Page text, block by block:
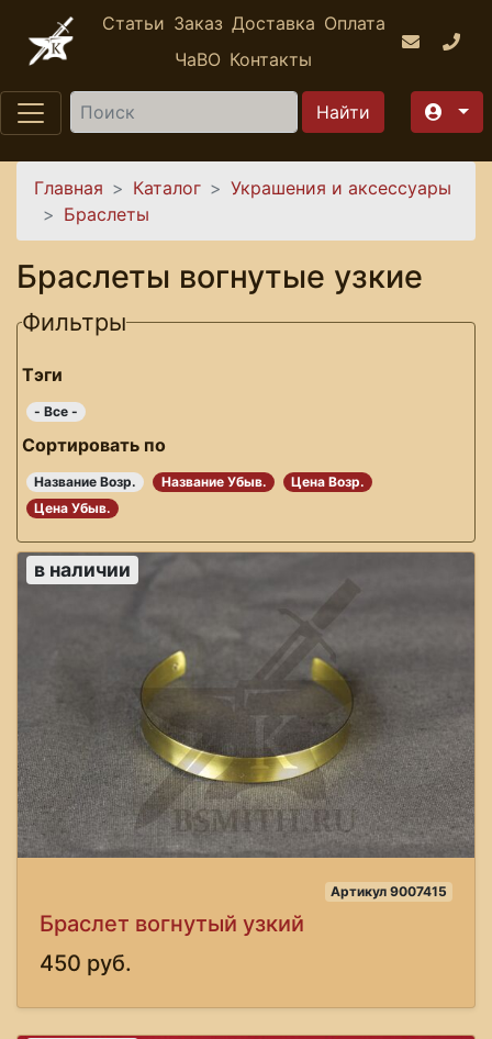
Перейти к основному содержанию
Статьи Заказ Доставка Оплата
ЧаВО Контакты
Найти
Вы здесь
Главная Каталог
Украшения и аксессуары
Браслеты
Браслеты вогнутые узкие
Фильтры
Тэги
- Все -
Сортировать по
Название Возр. Название Убыв.
Цена Возр.
Цена Убыв.
в наличии
Артикул 9007415
Браслет вогнутый узкий
450 руб.